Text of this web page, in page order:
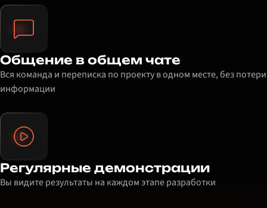
Общение в общем чате
Вся команда и переписка по проекту в одном месте, без потери
информации
Регулярные демонстрации
Вы видите результаты на каждом этапе разработки